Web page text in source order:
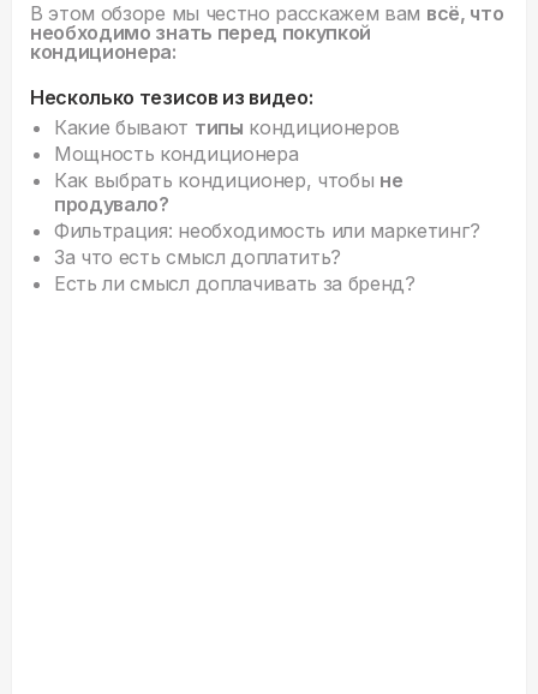
В этом обзоре мы честно расскажем вам всё, что
необходимо знать перед покупкой
кондиционера:
Несколько тезисов из видео:
Какие бывают типы кондиционеров
Мощность кондиционера
Как выбрать кондиционер, чтобы не
продувало?
Фильтрация: необходимость или маркетинг?
За что есть смысл доплатить?
Есть ли смысл доплачивать за бренд?